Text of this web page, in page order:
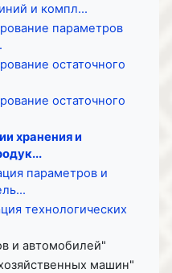
и компл...
параметров
остаточного
остаточного
хранения и
параметров и
технологических
и автомобилей"
машин"